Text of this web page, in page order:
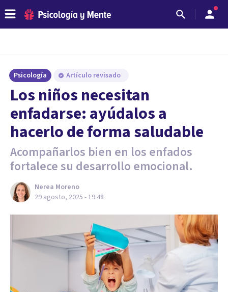
Psicología Artículo revisado
Los niños necesitan
enfadarse: ayúdalos a
hacerlo de forma saludable
Acompañarlos bien en los enfados
fortalece su desarrollo emocional.
Nerea Moreno
29 agosto, 2025 - 19:48